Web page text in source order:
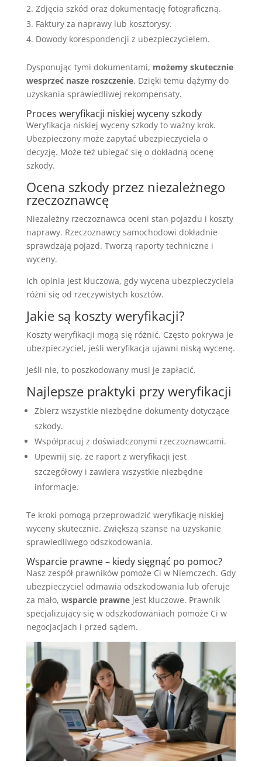
Zdjęcia szkód oraz dokumentację fotograficzną.
Faktury za naprawy lub kosztorysy.
Dowody korespondencji z ubezpieczycielem.
Dysponując tymi dokumentami, możemy skutecznie
wesprzeć nasze roszczenie. Dzięki temu dążymy do
uzyskania sprawiedliwej rekompensaty.
Proces weryfikacji niskiej wyceny szkody
Weryfikacja niskiej wyceny szkody to ważny krok.
Ubezpieczony może zapytać ubezpieczyciela o
decyzję. Może też ubiegać się o dokładną ocenę
szkody.
Ocena szkody przez niezależnego
rzeczoznawcę
Niezależny rzeczoznawca oceni stan pojazdu i koszty
naprawy. Rzeczoznawcy samochodowi dokładnie
sprawdzają pojazd. Tworzą raporty techniczne i
wyceny.
Ich opinia jest kluczowa, gdy wycena ubezpieczyciela
różni się od rzeczywistych kosztów.
Jakie są koszty weryfikacji?
Koszty weryfikacji mogą się różnić. Często pokrywa je
ubezpieczyciel, jeśli weryfikacja ujawni niską wycenę.
Jeśli nie, to poszkodowany musi je zapłacić.
Najlepsze praktyki przy weryfikacji
Zbierz wszystkie niezbędne dokumenty dotyczące
szkody.
Współpracuj z doświadczonymi rzeczoznawcami.
Upewnij się, że raport z weryfikacji jest
szczegółowy i zawiera wszystkie niezbędne
informacje.
Te kroki pomogą przeprowadzić weryfikację niskiej
wyceny skutecznie. Zwiększą szanse na uzyskanie
sprawiedliwego odszkodowania.
Wsparcie prawne – kiedy sięgnąć po pomoc?
Nasz zespół prawników pomoże Ci w Niemczech. Gdy
ubezpieczyciel odmawia odszkodowania lub oferuje
za mało, wsparcie prawnejest kluczowe. Prawnik
specjalizujący się w odszkodowaniach pomoże Ci w
negocjacjach i przed sądem.